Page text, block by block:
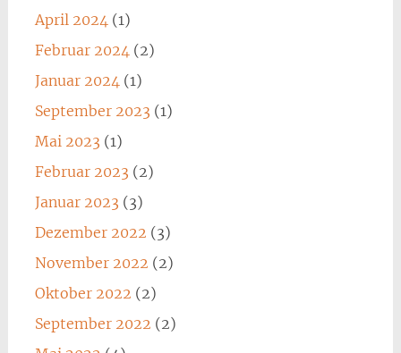
April 2024 (1)
Februar 2024 (2)
Januar 2024 (1)
September 2023 (1)
Mai 2023 (1)
Februar 2023 (2)
Januar 2023 (3)
Dezember 2022 (3)
November 2022 (2)
Oktober 2022 (2)
September 2022 (2)